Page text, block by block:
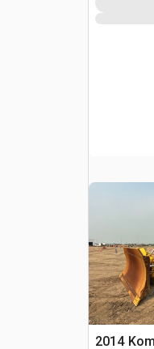
2014